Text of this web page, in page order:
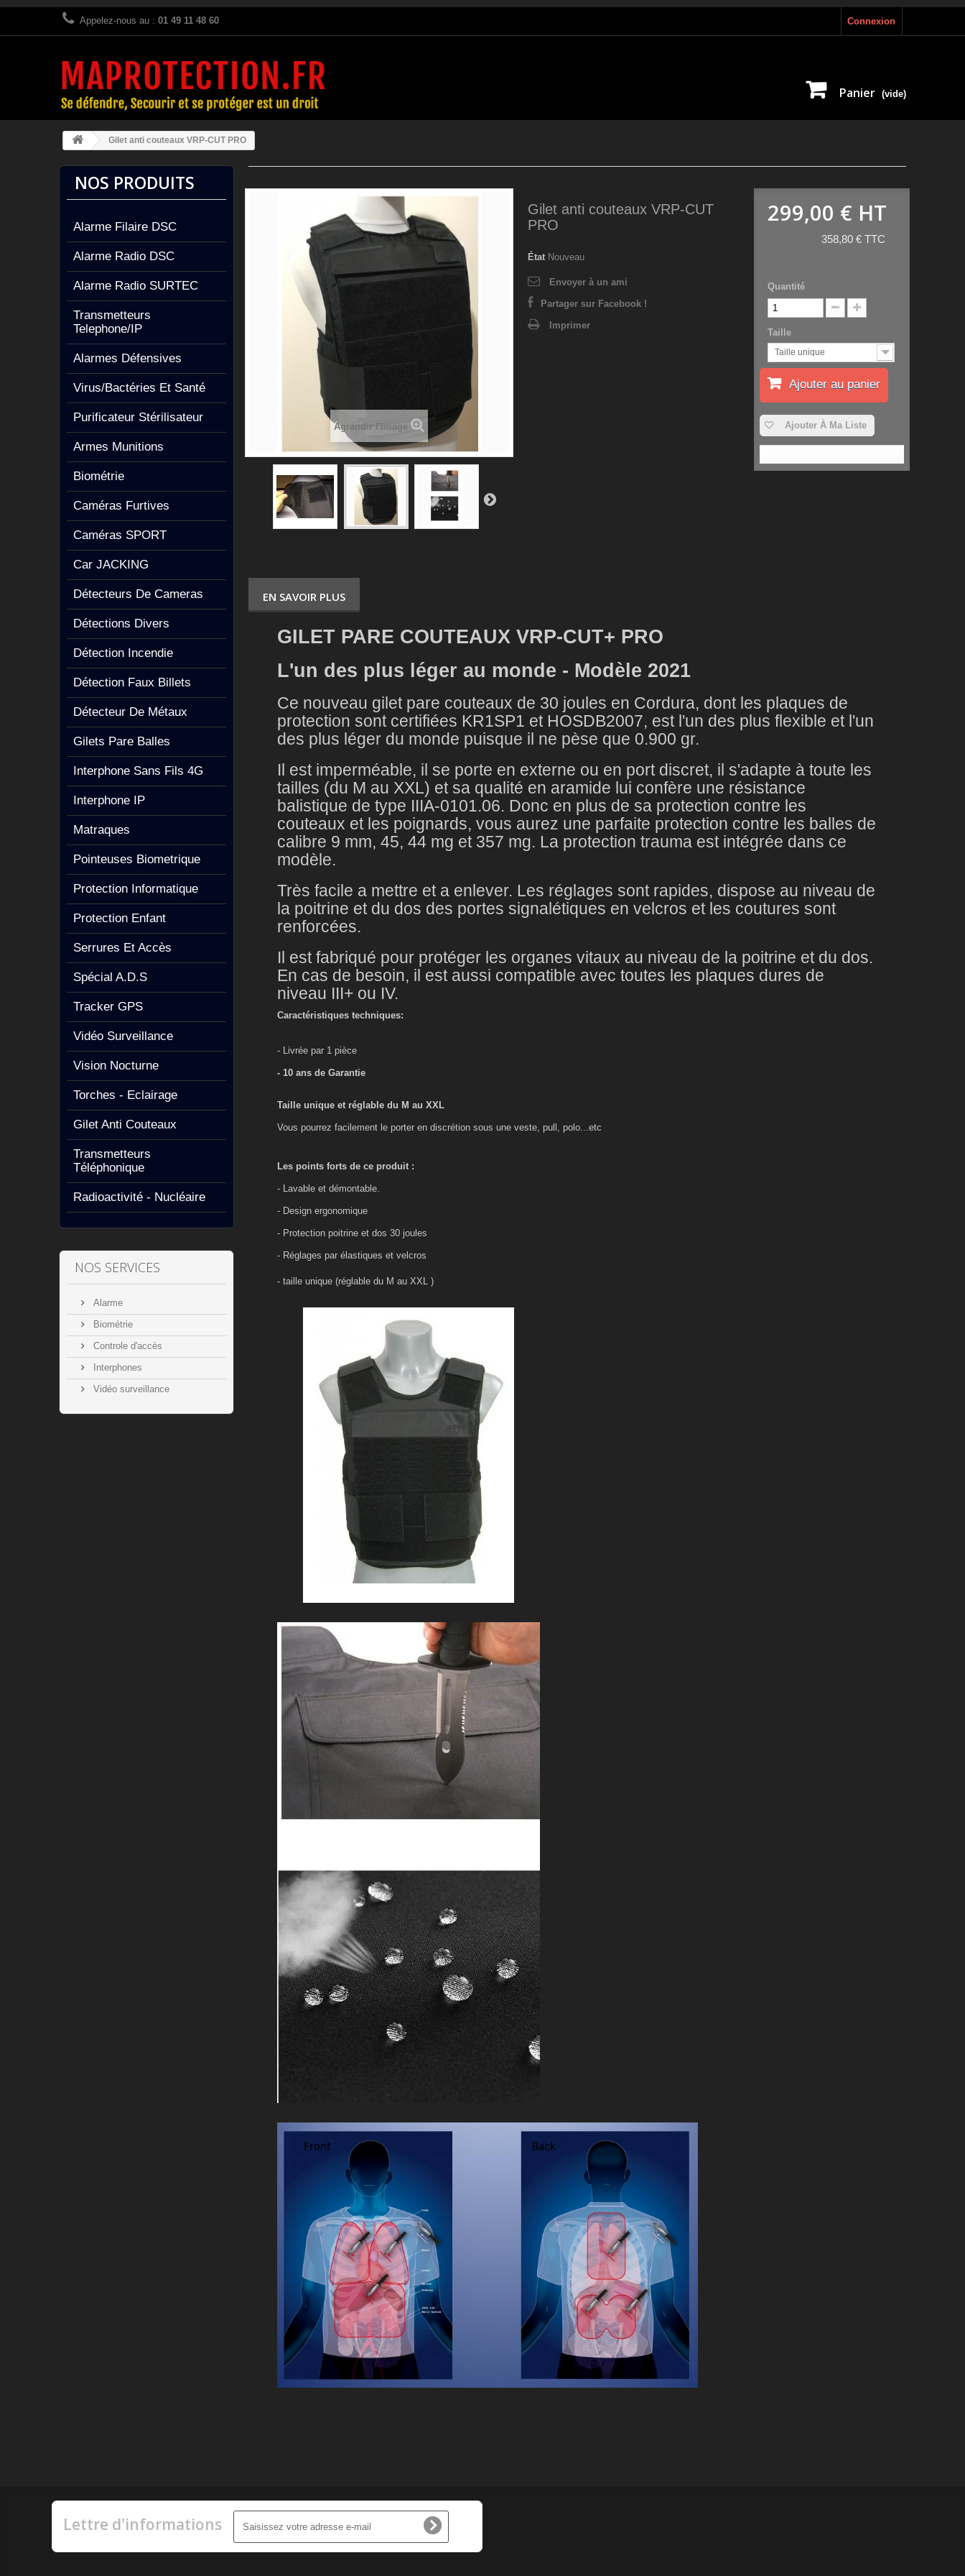
Connexion
Appelez-nous au : 01 49 11 48 60
Panier (vide)
Gilet anti couteaux VRP-CUT PRO
NOS PRODUITS
Alarme Filaire DSC
Alarme Radio DSC
Alarme Radio SURTEC
Transmetteurs
Telephone/IP
Alarmes Défensives
Virus/Bactéries Et Santé
Purificateur Stérilisateur
Armes Munitions
Biométrie
Caméras Furtives
Caméras SPORT
Car JACKING
Détecteurs De Cameras
Détections Divers
Détection Incendie
Détection Faux Billets
Détecteur De Métaux
Gilets Pare Balles
Interphone Sans Fils 4G
Interphone IP
Matraques
Pointeuses Biometrique
Protection Informatique
Protection Enfant
Serrures Et Accès
Spécial A.D.S
Tracker GPS
Vidéo Surveillance
Vision Nocturne
Torches - Eclairage
Gilet Anti Couteaux
Transmetteurs
Téléphonique
Radioactivité - Nucléaire
NOS SERVICES
Alarme
Biométrie
Controle d'accès
Interphones
Vidéo surveillance
Agrandir l'image
Gilet anti couteaux VRP-CUT
PRO
État Nouveau
Envoyer à un ami
Partager sur Facebook !
Imprimer
299,00 € HT
358,80 € TTC
Quantité
Taille
Taille unique
Ajouter au panier
Ajouter À Ma Liste
EN SAVOIR PLUS
GILET PARE COUTEAUX VRP-CUT+ PRO
L'un des plus léger au monde - Modèle 2021
Ce nouveau gilet pare couteaux de 30 joules en Cordura, dont les plaques de
protection sont certifiées KR1SP1 et HOSDB2007, est l'un des plus flexible et l'un
des plus léger du monde puisque il ne pèse que 0.900 gr.
Il est imperméable, il se porte en externe ou en port discret, il s'adapte à toute les
tailles (du M au XXL) et sa qualité en aramide lui confère une résistance
balistique de type IIIA-0101.06. Donc en plus de sa protection contre les
couteaux et les poignards, vous aurez une parfaite protection contre les balles de
calibre 9 mm, 45, 44 mg et 357 mg. La protection trauma est intégrée dans ce
modèle.
Très facile a mettre et a enlever. Les réglages sont rapides, dispose au niveau de
la poitrine et du dos des portes signalétiques en velcros et les coutures sont
renforcées.
Il est fabriqué pour protéger les organes vitaux au niveau de la poitrine et du dos.
En cas de besoin, il est aussi compatible avec toutes les plaques dures de
niveau III+ ou IV.
Caractéristiques techniques:
- Livrée par 1 pièce
- 10 ans de Garantie
Taille unique et réglable du M au XXL
Vous pourrez facilement le porter en discrétion sous une veste, pull, polo...etc
Les points forts de ce produit :
- Lavable et démontable.
- Design ergonomique
- Protection poitrine et dos 30 joules
- Réglages par élastiques et velcros
- taille unique (réglable du M au XXL )
Lettre d'informations